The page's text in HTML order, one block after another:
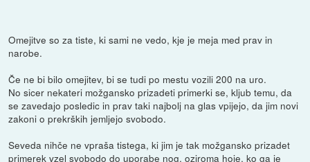
Omejitve so za tiste, ki sami ne vedo, kje je meja med prav in
narobe.
Če ne bi bilo omejitev, bi se tudi po mestu vozili 200 na uro.
No sicer nekateri možgansko prizadeti primerki se, kljub temu, da
se zavedajo posledic in prav taki najbolj na glas vpijejo, da jim novi
zakoni o prekrških jemljejo svobodo.
Seveda nihče ne vpraša tistega, ki jim je tak možgansko prizadet
primerek vzel svobodo do uporabe nog, oziroma hoje, ko ga je